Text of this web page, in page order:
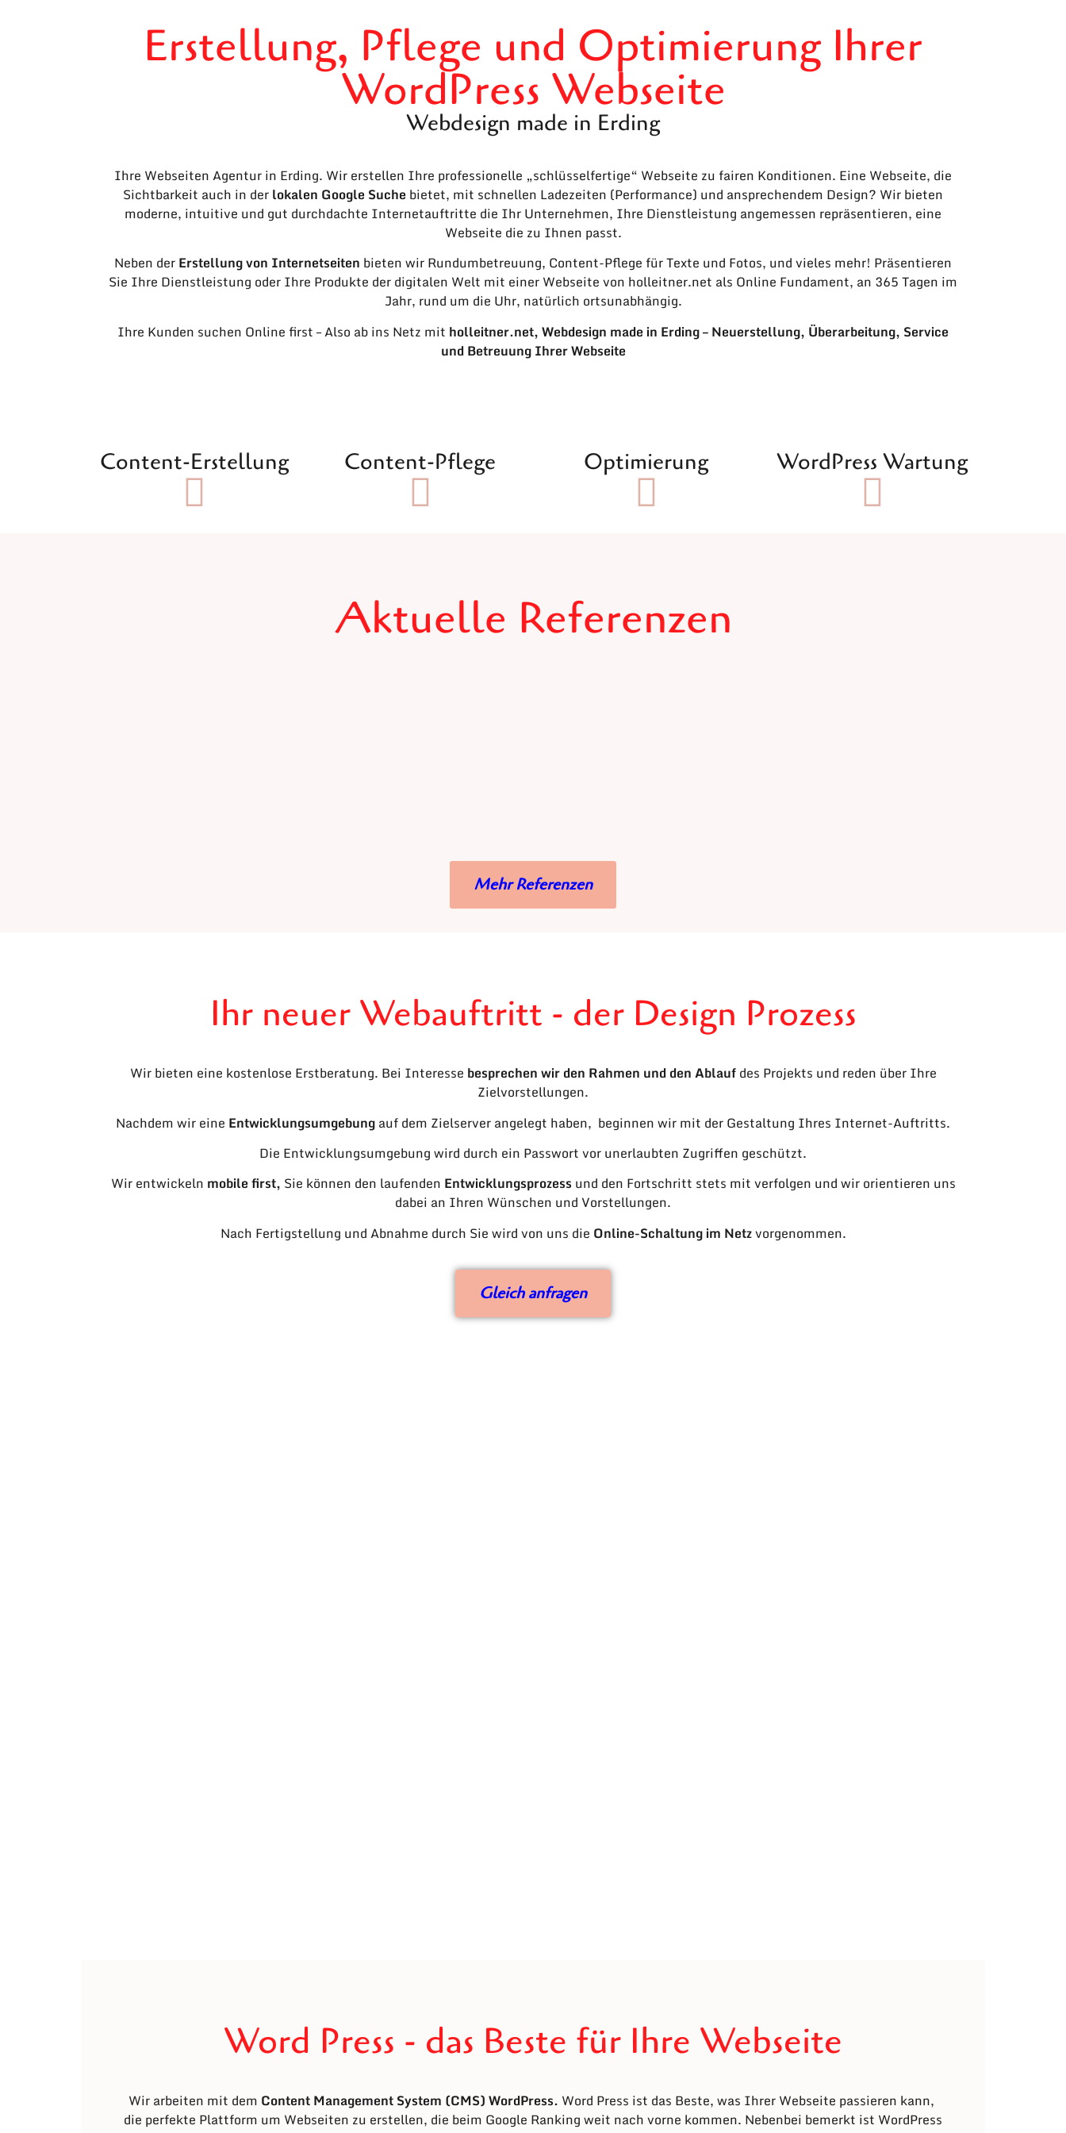
Erstellung, Pflege und Optimierung Ihrer
WordPress Webseite
Webdesign made in Erding
Ihre Webseiten Agentur in Erding. Wir erstellen Ihre professionelle „schlüsselfertige“ Webseite zu fairen Konditionen. Eine Webseite, die
Sichtbarkeit auch in derlokalen Google Suchebietet, mit schnellen Ladezeiten (Performance) und ansprechendem Design? Wir bieten
moderne, intuitive und gut durchdachte Internetauftritte die Ihr Unternehmen, Ihre Dienstleistung angemessen repräsentieren, eine
Webseite die zu Ihnen passt.
Neben derErstellung von Internetseiten bieten wir Rundumbetreuung, Content-Pflege für Texte und Fotos, und vieles mehr! Präsentieren
Sie Ihre Dienstleistung oder Ihre Produkte der digitalen Welt mit einer Webseite von holleitner.net als Online Fundament, an 365 Tagen im
Jahr, rund um die Uhr, natürlich ortsunabhängig.
Ihre Kunden suchen Online first – Also ab ins Netz mit holleitner.net, Webdesign made in Erding – Neuerstellung, Überarbeitung, Service
und Betreuung Ihrer Webseite
Content-Erstellung Content-Pflege Optimierung WordPress Wartung
Aktuelle Referenzen
Mehr Referenzen
Ihr neuer Webauftritt - der Design Prozess
Wir bieten eine kostenlose Erstberatung. Bei Interesse besprechen wir den Rahmen und den Ablaufdes Projekts und reden über Ihre
Zielvorstellungen.
Nachdem wir eine Entwicklungsumgebungauf dem Zielserver angelegt haben, beginnen wir mit der Gestaltung Ihres Internet-Auftritts.
Die Entwicklungsumgebung wird durch ein Passwort vor unerlaubten Zugriffen geschützt.
Wir entwickeln mobile first, Sie können den laufenden Entwicklungsprozess und den Fortschritt stets mit verfolgen und wir orientieren uns
dabei an Ihren Wünschen und Vorstellungen.
Nach Fertigstellung und Abnahme durch Sie wird von uns die Online-Schaltung im Netzvorgenommen.
Gleich anfragen
Word Press - das Beste für Ihre Webseite
Wir arbeiten mit dem Content Management System (CMS) WordPress. Word Press ist das Beste, was Ihrer Webseite passieren kann,
die perfekte Plattform um Webseiten zu erstellen, die beim Google Ranking weit nach vorne kommen. Nebenbei bemerkt ist WordPress